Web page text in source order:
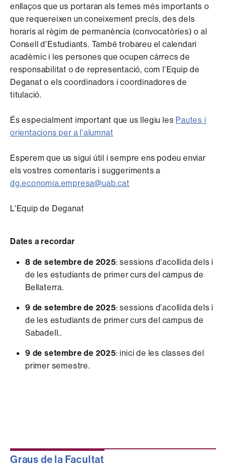
enllaços que us portaran als temes més importants o
que requereixen un coneixement precís, des dels
horaris al règim de permanència (convocatòries) o al
Consell d'Estudiants. També trobareu el calendari
acadèmic i les persones que ocupen càrrecs de
responsabilitat o de representació, com l'Equip de
Deganat o els coordinadors i coordinadores de
titulació.
És especialment important que us llegiu les Pautes i
orientacions per a l'alumnat
Esperem que us sigui útil i sempre ens podeu enviar
els vostres comentaris i suggeriments a
dg.economia.empresa@uab.cat
L'Equip de Deganat
Dates a recordar
8 de setembre de 2025: sessions d'acollida dels i
de les estudiants de primer curs del campus de
Bellaterra.
9 de setembre de 2025: sessions d'acollida dels i
de les estudiants de primer curs del campus de
Sabadell..
9 de setembre de 2025: inici de les classes del
primer semestre.
Graus de la Facultat